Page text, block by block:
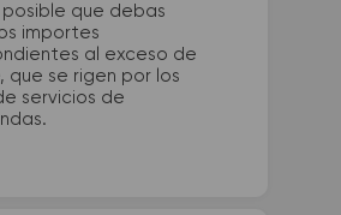
posible que debas
importes
al exceso de
que se rigen por los
servicios de